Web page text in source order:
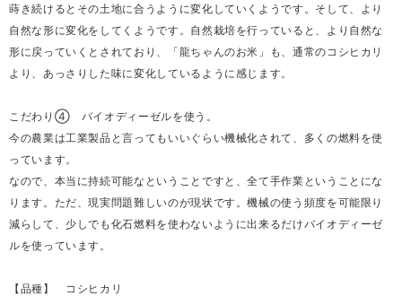
蒔き続けるとその土地に合うように変化していくようです。そして、より
自然な形に変化をしてくようです。自然栽培を行っていると、より自然な
形に戻っていくとされており、「龍ちゃんのお米」も、通常のコシヒカリ
より、あっさりした味に変化しているように感じます。
こだわり④ バイオディーゼルを使う。
今の農業は工業製品と言ってもいいぐらい機械化されて、多くの燃料を使
っています。
なので、本当に持続可能なということですと、全て手作業ということにな
ります。ただ、現実問題難しいのが現状です。機械の使う頻度を可能限り
減らして、少しでも化石燃料を使わないように出来るだけバイオディーゼ
ルを使っています。
【品種】 コシヒカリ